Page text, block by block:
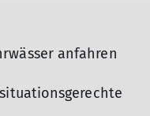
anfahren